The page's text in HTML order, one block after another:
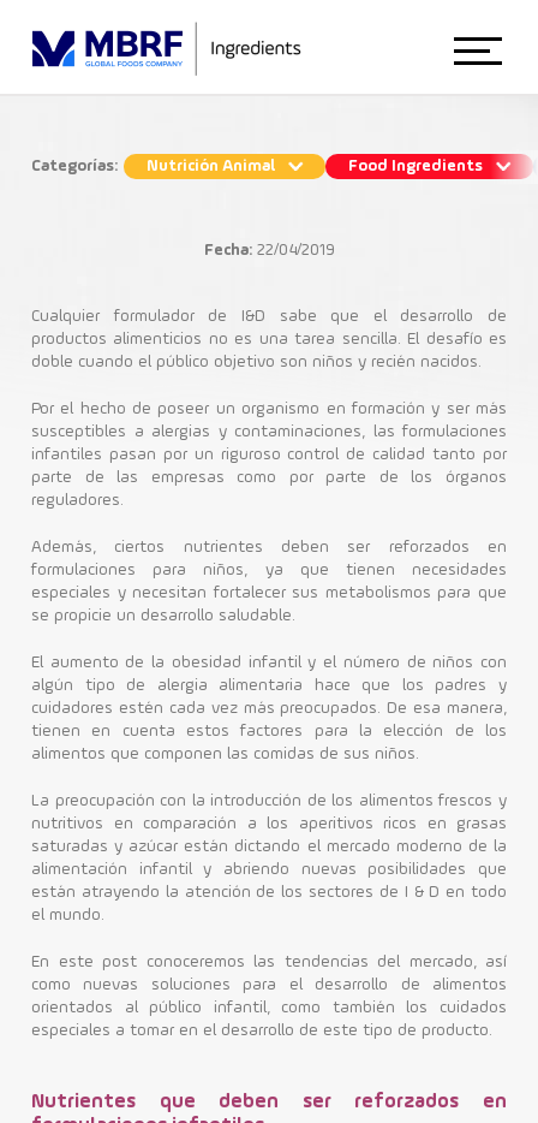
Animal Nutrition
Food Ingredients
Blog
Contacto
alimentos para niños
Food Ingredients
Industria Alimenticia
Categorías: Nutrición Animal Food Ingredients
Fecha:22/04/2019
Cualquier formulador de I&D sabe que el desarrollo de
productos alimenticios no es una tarea sencilla. El desafío es
doble cuando el público objetivo son niños y recién nacidos.
Por el hecho de poseer un organismo en formación y ser más
susceptibles a alergias y contaminaciones, las formulaciones
infantiles pasan por un riguroso control de calidad tanto por
parte de las empresas como por parte de los órganos
reguladores.
Además, ciertos nutrientes deben ser reforzados en
formulaciones para niños, ya que tienen necesidades
especiales y necesitan fortalecer sus metabolismos para que
se propicie un desarrollo saludable.
El aumento de la obesidad infantil y el número de niños con
algún tipo de alergia alimentaria hace que los padres y
cuidadores estén cada vez más preocupados. De esa manera,
tienen en cuenta estos factores para la elección de los
alimentos que componen las comidas de sus niños.
La preocupación con la introducción de los alimentos frescos y
nutritivos en comparación a los aperitivos ricos en grasas
saturadas y azúcar están dictando el mercado moderno de la
alimentación infantil y abriendo nuevas posibilidades que
están atrayendo la atención de los sectores de I & D en todo
el mundo.
En este post conoceremos las tendencias del mercado, así
como nuevas soluciones para el desarrollo de alimentos
orientados al público infantil, como también los cuidados
especiales a tomar en el desarrollo de este tipo de producto.
Nutrientes que deben ser reforzados en